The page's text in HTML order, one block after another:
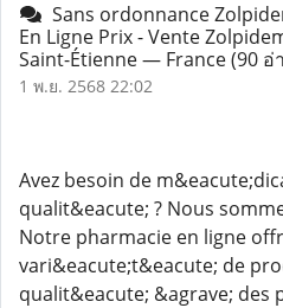
Sans ordonnance
En Ligne Prix - Vente
Saint-Étienne — France(90 อ่
1 พ.ย. 2568 22:02
Avez besoin de
qualit&eacute; ? Nous
Notre pharmacie en ligne
vari&eacute;t&eacute; de
qualit&eacute; &agrave; des